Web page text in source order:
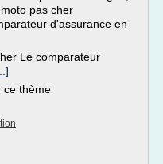
pas cher
d'assurance en
Le comparateur
ce thème